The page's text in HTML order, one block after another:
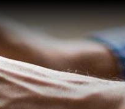
MAL FÉMININ ENFIN SOIGNÉ !